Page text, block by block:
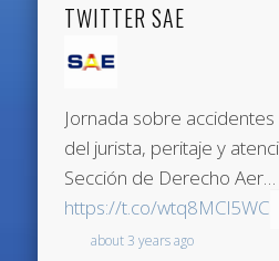
TWITTER SAE
Jornada sobre
del jurista, peritaje y
Sección de Derecho Aer…
https://t.co/wtq8MCl5WC
about 3 years ago